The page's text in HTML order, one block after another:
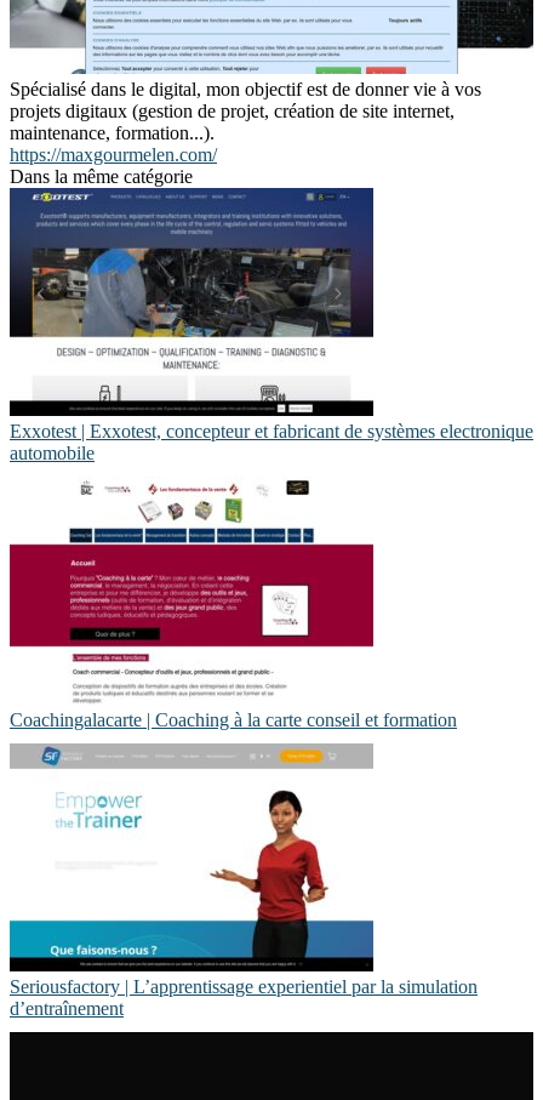
Spécialisé dans le digital, mon objectif est de donner vie à vos
projets digitaux (gestion de projet, création de site internet,
maintenance, formation...).
https://maxgourmelen.com/
Dans la même catégorie
Exxotest | Exxotest, concepteur et fabricant de systèmes electroni­que
automobile
Coachin­gala­car­te | Coaching à la carte conseil et formation
Se­riousfactory | L’appren­tis­sa­ge ex­pe­rien­tiel par la simulation
d’entraîne­ment